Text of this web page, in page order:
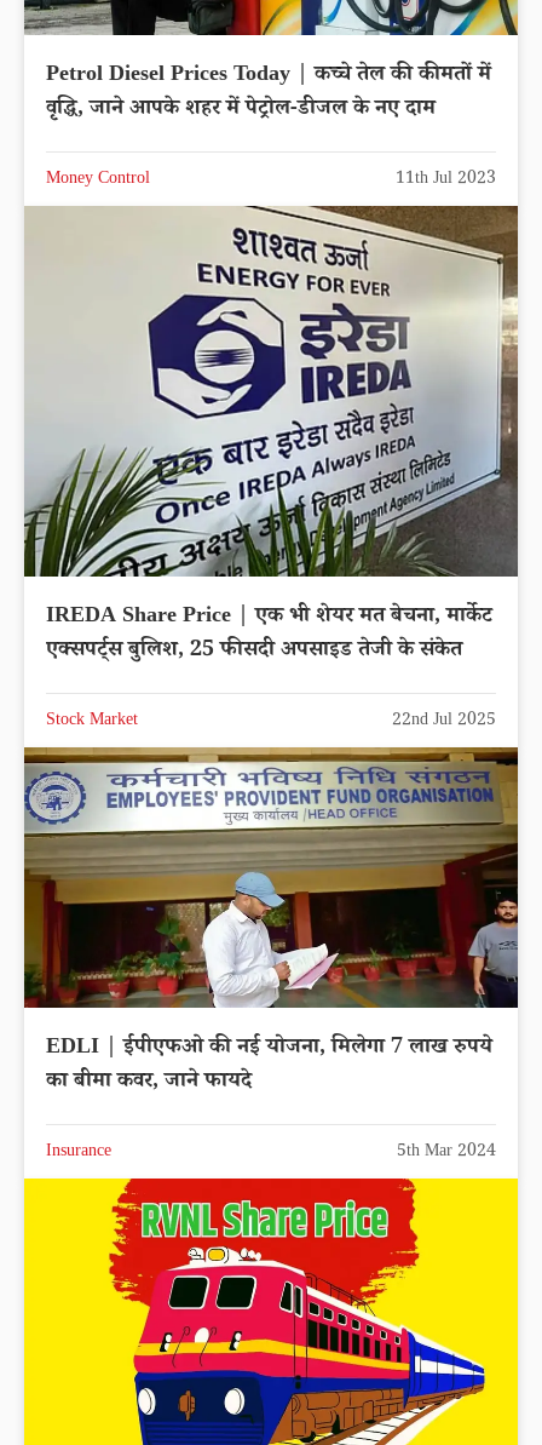
Petrol Diesel Prices Today | कच्चे तेल की कीमतों में
वृद्धि, जाने आपके शहर में पेट्रोल-डीजल के नए दाम
Money Control 11th Jul 2023
IREDA Share Price | एक भी शेयर मत बेचना, मार्केट
एक्सपर्ट्स बुलिश, 25 फीसदी अपसाइड तेजी के संकेत
Stock Market 22nd Jul 2025
EDLI | ईपीएफओ की नई योजना, मिलेगा 7 लाख रुपये
का बीमा कवर, जाने फायदे
Insurance 5th Mar 2024